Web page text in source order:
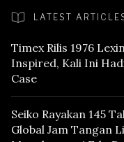
LATEST
Timex Rilis 1976
Inspired, Kali Ini
Case
Seiko Rayakan 145
Global Jam Tangan